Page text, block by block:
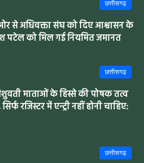
छत्तीसगढ़
से अधिवक्ता संघ को दिए आश्वासन के
पटेल को मिल गई नियमित जमानत
छत्तीसगढ़
माताओं के हिस्से की पोषक तत्व
रजिस्टर में एन्ट्री नहीं होनी चाहिए:
छत्तीसगढ़